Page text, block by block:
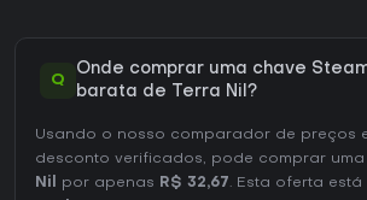
Q
Onde comprar uma chave
barata de Terra Nil?
Usando o nosso comparador de preços
desconto verificados, pode comprar uma
Nil
por apenas R$ 32,67. Esta oferta